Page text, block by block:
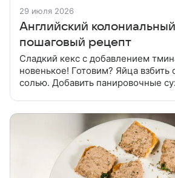
29 июля 2026
Английский колониальный
пошаговый рецепт
Сладкий кекс с добавлением
новенькое! Готовим? Яйца взбить
солью. Добавить панировочные